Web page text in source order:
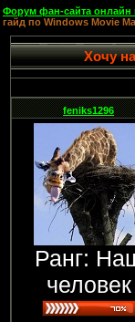
Форум фан-сайта онлайн
гайд по Windows Movie
Хочу
feniks1296
Ранг:
человек